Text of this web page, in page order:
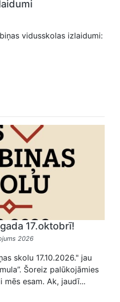
vidusskolas izlaidumi:
17.oktobrī!
2026
skolu 17.10.2026." jau
Šoreiz palūkojāmies
mēs esam. Ak, jaudī...